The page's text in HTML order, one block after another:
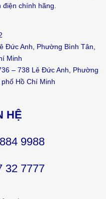
điện chính hãng.
Đức Anh, Phường Bình Tân,
Minh
– 738 Lê Đức Anh, Phường
Hồ Chí Minh
HỆ
9988
32 7777